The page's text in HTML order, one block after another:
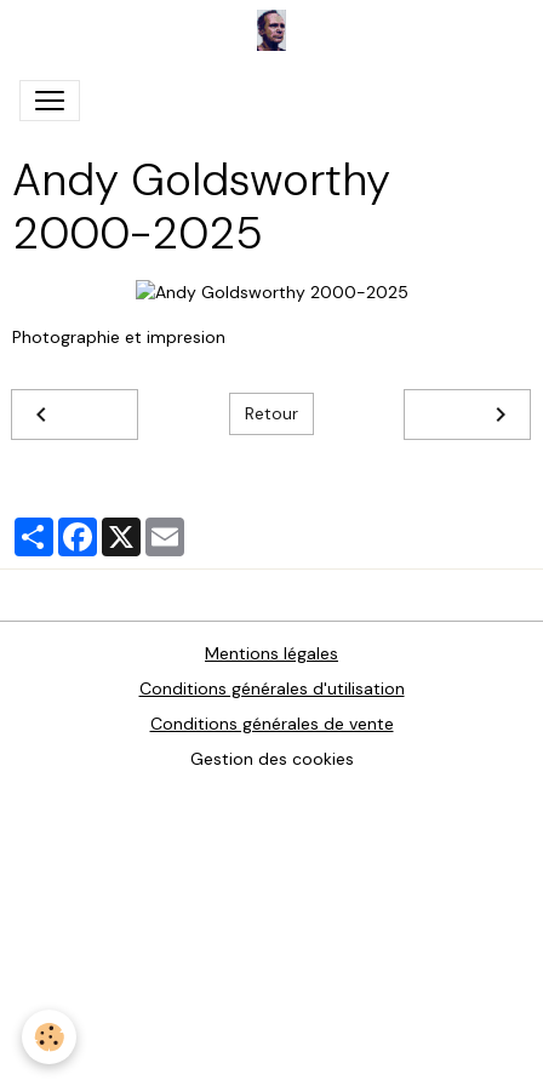
Andy Goldsworthy
2000-2025
Photographie et impresion
Retour
PartagerFacebook
X
Mentions légales
Conditions générales d'utilisation
Conditions générales de vente
Gestion des cookies